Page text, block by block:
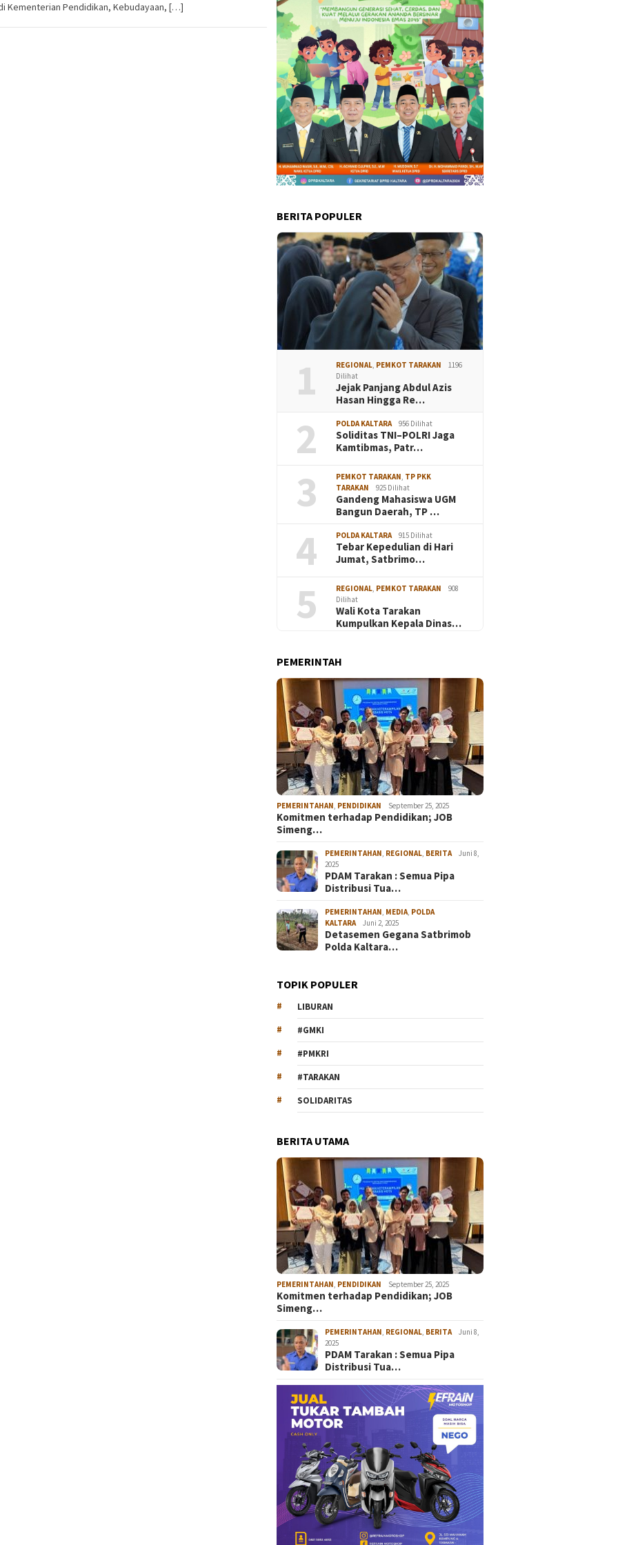
Kementerian Pendidikan, Kebudayaan, […]
BERITA POPULER
1 REGIONAL PEMKOT TARAKAN
1196
Dilihat
Jejak Panjang Abdul Azis
Hasan Hingga Re…
2 POLDA KALTARA 956 Dilihat
Soliditas TNI–POLRI Jaga
Kamtibmas, Patr…
3 PEMKOT TARAKAN TP PKK
TARAKAN
925 Dilihat
Gandeng Mahasiswa UGM
Bangun Daerah, TP …
4 POLDA KALTARA 915 Dilihat
Tebar Kepedulian di Hari
Jumat, Satbrimo…
5 REGIONAL PEMKOT TARAKAN
908
Dilihat
Wali Kota Tarakan
Kumpulkan Kepala Dinas…
PEMERINTAH
PEMERINTAHAN PENDIDIKAN September 25, 2025
Komitmen terhadap Pendidikan; JOB
Simeng…
PEMERINTAHAN REGIONAL BERITA
Juni 8,
2025
PDAM Tarakan : Semua Pipa
Distribusi Tua…
PEMERINTAHAN MEDIA POLDA
KALTARA
Juni 2, 2025
Detasemen Gegana Satbrimob
Polda Kaltara…
TOPIK POPULER
LIBURAN
#GMKI
#PMKRI
#TARAKAN
SOLIDARITAS
BERITA UTAMA
PEMERINTAHAN, PENDIDIKAN September 25, 2025
Komitmen terhadap Pendidikan; JOB
Simeng…
PEMERINTAHAN, REGIONAL, BERITA
Juni 8,
2025
PDAM Tarakan : Semua Pipa
Distribusi Tua…